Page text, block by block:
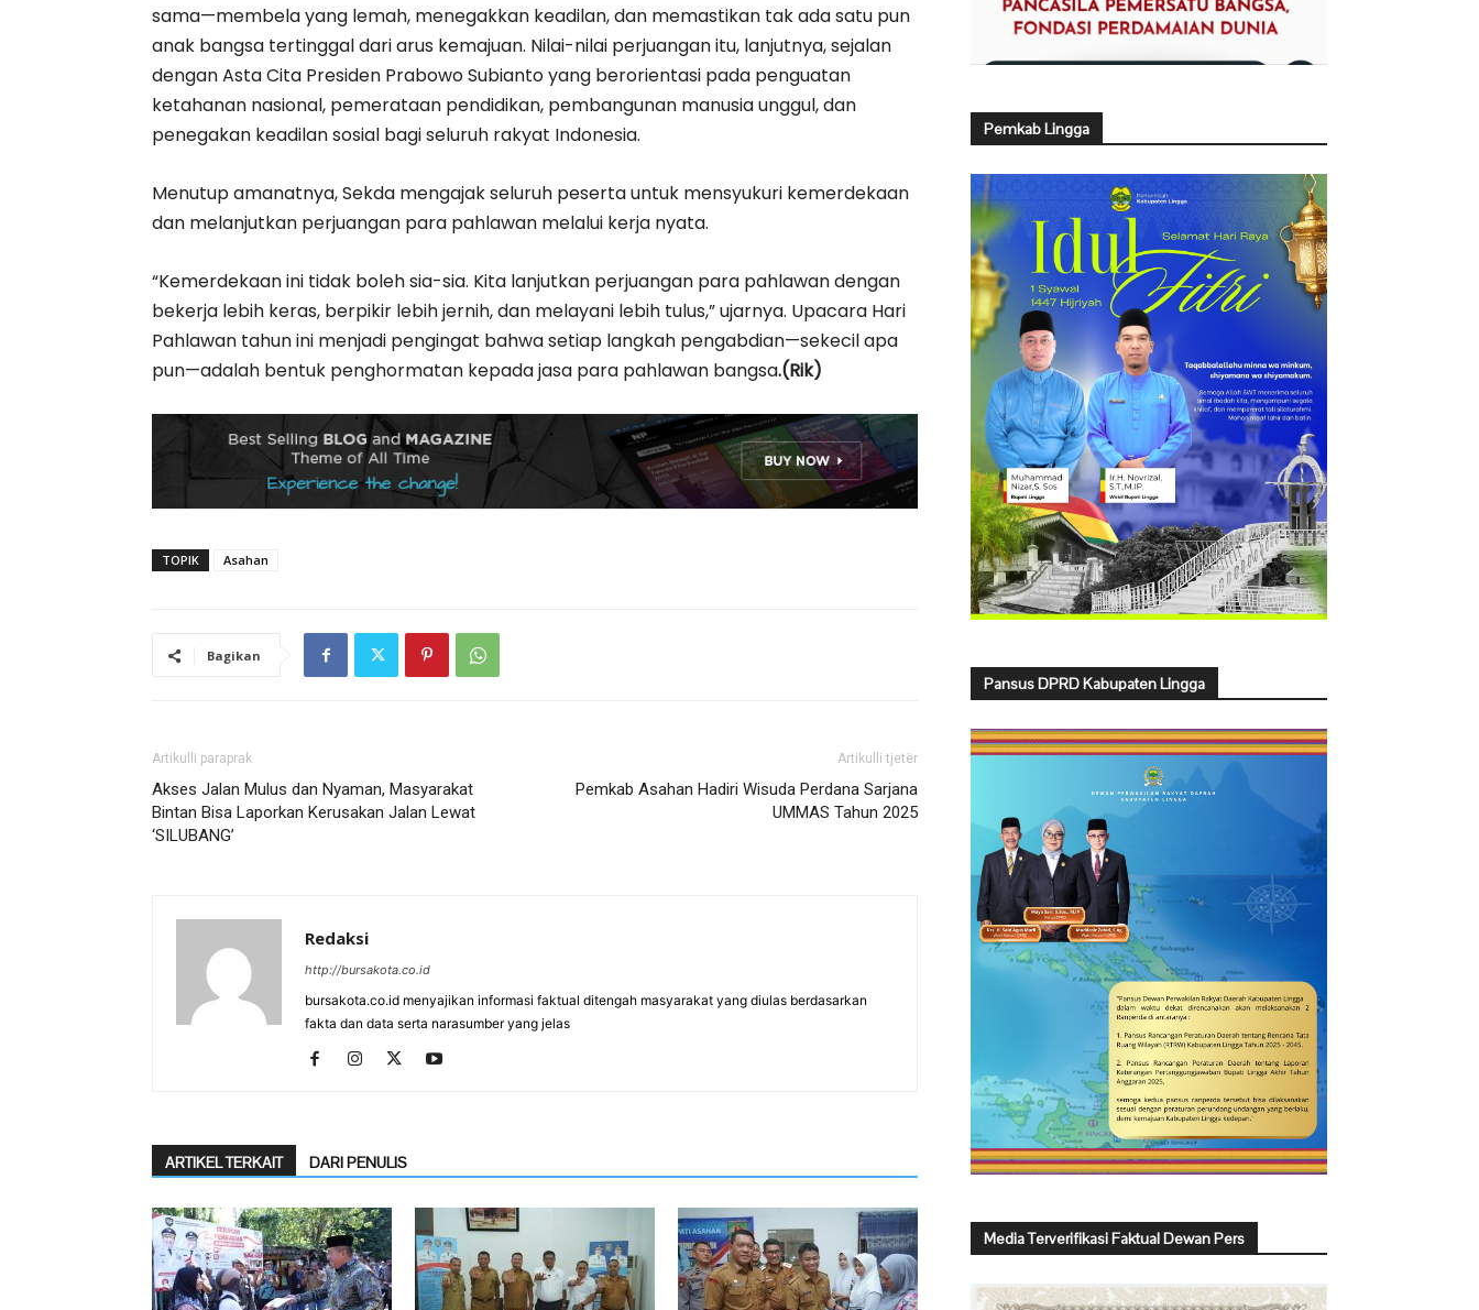
sama—membela yang lemah, menegakkan keadilan, dan memastikan tak ada satu pun
anak bangsa tertinggal dari arus kemajuan. Nilai-nilai perjuangan itu, lanjutnya, sejalan
dengan Asta Cita Presiden Prabowo Subianto yang berorientasi pada penguatan
ketahanan nasional, pemerataan pendidikan, pembangunan manusia unggul, dan
penegakan keadilan sosial bagi seluruh rakyat Indonesia.
Menutup amanatnya, Sekda mengajak seluruh peserta untuk mensyukuri kemerdekaan
dan melanjutkan perjuangan para pahlawan melalui kerja nyata.
“Kemerdekaan ini tidak boleh sia-sia. Kita lanjutkan perjuangan para pahlawan dengan
bekerja lebih keras, berpikir lebih jernih, dan melayani lebih tulus,” ujarnya. Upacara Hari
Pahlawan tahun ini menjadi pengingat bahwa setiap langkah pengabdian—sekecil apa
pun—adalah bentuk penghormatan kepada jasa para pahlawan bangsa.(Rik)
TOPIK Asahan
Bagikan
Artikulli paraprak
Akses Jalan Mulus dan Nyaman, Masyarakat
Bintan Bisa Laporkan Kerusakan Jalan Lewat
‘SILUBANG’
Artikulli tjetër
Pemkab Asahan Hadiri Wisuda Perdana Sarjana
UMMAS Tahun 2025
Redaksi
http://bursakota.co.id
bursakota.co.id menyajikan informasi faktual ditengah masyarakat yang diulas berdasarkan
fakta dan data serta narasumber yang jelas
ARTIKEL TERKAIT DARI PENULIS
Pemkab Lingga
Pansus DPRD Kabupaten Lingga
Media Terverifikasi Faktual Dewan Pers